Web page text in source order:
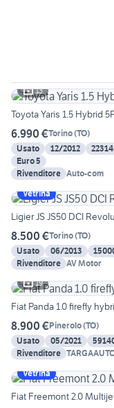
13
Toyota Yaris 1.5 Hybrid
6.990 €Torino(TO)
Usato
12/2012
Euro 5
Rivenditore Auto-com
Vetrina
Ligier JS JS50 DCI
8.500 €Torino(TO)
Usato
06/2013
Rivenditore AV Motor
19
Fiat Panda 1.0 firefly
8.900 €Pinerolo(TO)
Usato
05/2021
Rivenditore
Vetrina
Fiat Freemont 2.0